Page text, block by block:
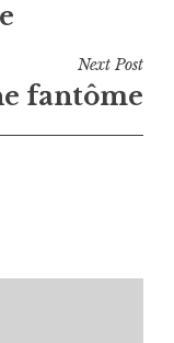
Next Post
fantôme